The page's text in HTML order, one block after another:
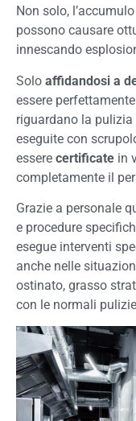
Non solo,
possono causare
innescando
Solo affidandosi a
essere
riguardano la
eseguite con
essere certificate in
completamente il
Grazie a personale
e procedure
esegue interventi
anche nelle
ostinato, grasso
con le normali